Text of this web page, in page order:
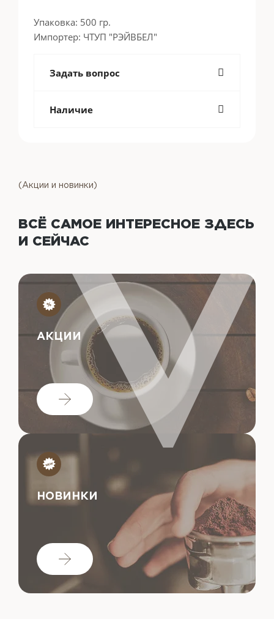
Упаковка: 500 гр.
Импортер: ЧТУП "РЭЙВБЕЛ"
Задать вопрос
Наличие
(Акции и новинки)
ВСЁ САМОЕ ИНТЕРЕСНОЕ ЗДЕСЬ
И СЕЙЧАС
АКЦИИ
НОВИНКИ